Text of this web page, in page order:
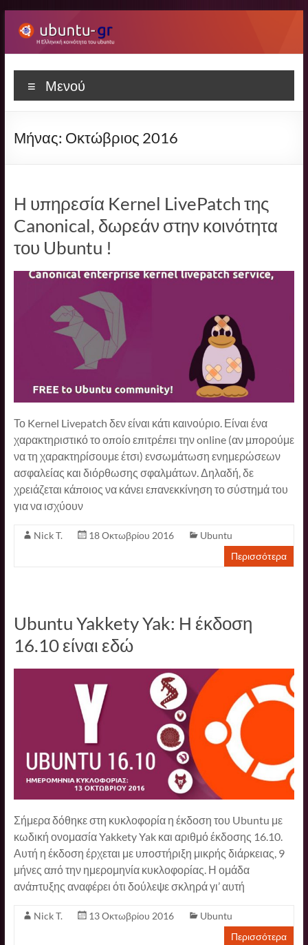
στο
περιεχόμενο
Ubuntu-
gr
Η
ελληνική
κοινότητα
Ubuntu
Μενού
Μήνας: Οκτώβριος 2016
Η υπηρεσία Kernel LivePatch της
Canonical, δωρεάν στην κοινότητα
του Ubuntu !
Το Kernel Livepatch δεν είναι κάτι καινούριο. Είναι ένα
χαρακτηριστικό το οποίο επιτρέπει την online (αν μπορούμε
να τη χαρακτηρίσουμε έτσι) ενσωμάτωση ενημερώσεων
ασφαλείας και διόρθωσης σφαλμάτων. Δηλαδή, δε
χρειάζεται κάποιος να κάνει επανεκκίνηση το σύστημά του
για να ισχύουν
Nick T. 18 Οκτωβρίου 2016
Ubuntu
Περισσότερα
Ubuntu Yakkety Yak: Η έκδοση
16.10 είναι εδώ
Σήμερα δόθηκε στη κυκλοφορία η έκδοση του Ubuntu με
κωδική ονομασία Yakkety Yak και αριθμό έκδοσης 16.10.
Αυτή η έκδοση έρχεται με υποστήριξη μικρής διάρκειας, 9
μήνες από την ημερομηνία κυκλοφορίας. Η ομάδα
ανάπτυξης αναφέρει ότι δούλεψε σκληρά γι’ αυτή
Nick T. 13 Οκτωβρίου 2016
Ubuntu
Περισσότερα